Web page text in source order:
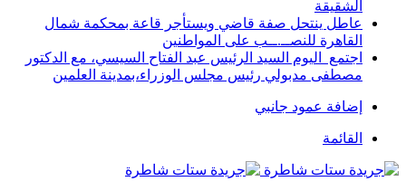
الشقيقة
عاطل ينتحل صفة قاضي ويستأجر قاعة بمحكمة شمال
القاهرة للنصــ.ــب على المواطنين
اجتمع اليوم السيد الرئيس عبد الفتاح السيسي، مع الدكتور
مصطفى مدبولي رئيس مجلس الوزراء،بمدينة العلمين
إضافة عمود جانبي
القائمة